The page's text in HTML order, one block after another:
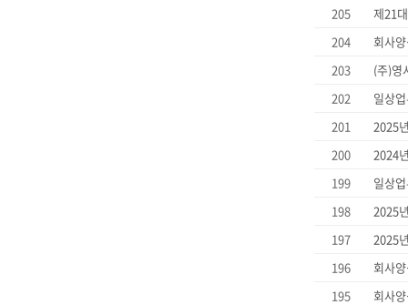
205
제21
204
회사
203
(주)영
202
일상
201
2025
200
2024
199
일상
198
2025
197
2025
196
회사
195
회사